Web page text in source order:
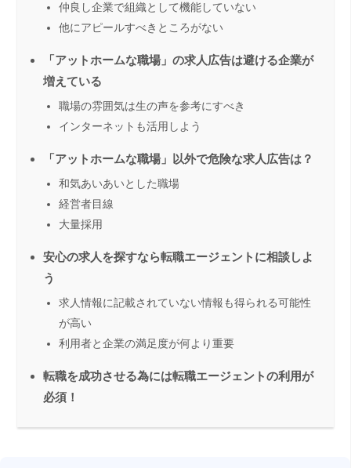
仲良し企業で組織として機能していない
他にアピールすべきところがない
「アットホームな職場」の求人広告は避ける企業が
増えている
職場の雰囲気は生の声を参考にすべき
インターネットも活用しよう
「アットホームな職場」以外で危険な求人広告は？
和気あいあいとした職場
経営者目線
大量採用
安心の求人を探すなら転職エージェントに相談しよ
う
求人情報に記載されていない情報も得られる可能性
が高い
利用者と企業の満足度が何より重要
転職を成功させる為には転職エージェントの利用が
必須！